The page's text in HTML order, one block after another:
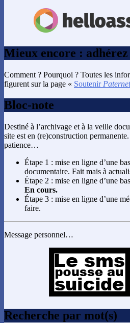
Mieux encore : adhérez
Comment ? Pourquoi ? Toutes les
figurent sur la page « Soutenir Paternet
Bloc-note
Destiné à l’archivage et à la veille
site est en (re)construction
patience…
Étape 1 : mise en ligne d’une
documentaire. Fait mais à
Étape 2 : mise en ligne d’une
En cours.
Étape 3 : mise en ligne d’une
faire.
Message personnel…
Recherche par mot(s)